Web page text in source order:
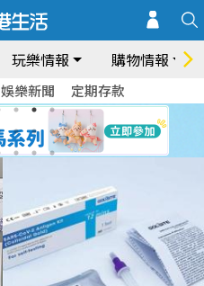
玩樂情報 購物情報
娛樂新聞 定期存款